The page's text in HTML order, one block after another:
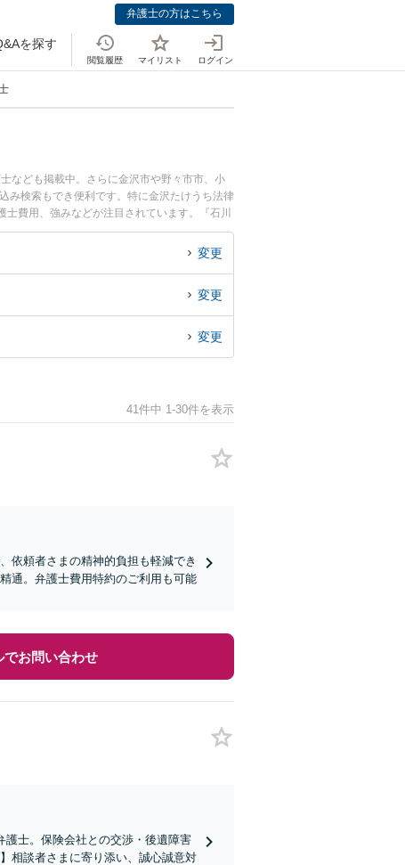
弁護士の方はこちら
を探す
閲覧履歴 マイリスト ログイン
なども掲載中。さらに金沢市や野々市市、小
み検索もでき便利です。特に金沢たけうち法律
費用、強みなどが注目されています。『石川
くの弁護士を検索したい』『初回相談無料でむ
変更
変更
変更
41件中 1-30件を表示
依頼者さまの精神的負担も軽減でき
通。弁護士費用特約のご利用も可能
でお問い合わせ
護士。保険会社との交渉・後遺障害
相談者さまに寄り添い、誠心誠意対